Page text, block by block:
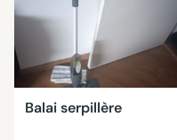
Balai serpillère